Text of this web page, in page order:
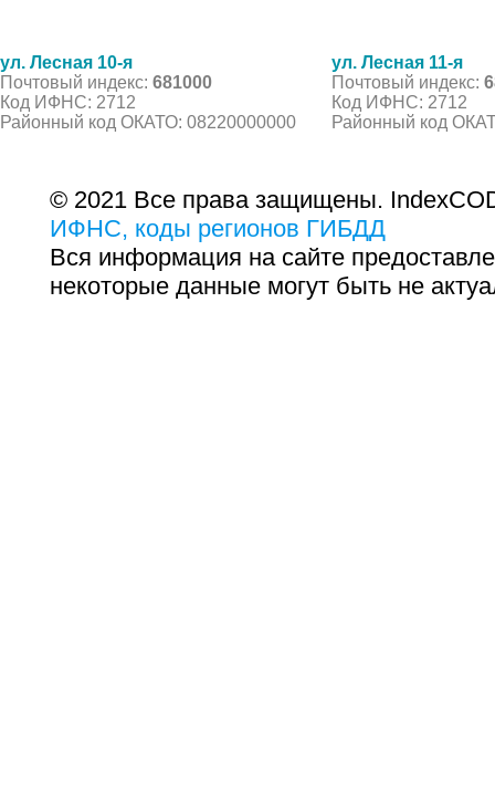
ул. Лесная 10-я
Почтовый индекс: 681000
Код ИФНС: 2712
Районный код ОКАТО: 08220000000
ул. Лесная 11-я
Почтовый индекс:
Код ИФНС: 2712
Районный код
© 2021 Все права защищены.
ИФНС, коды регионов ГИБДД
Вся информация на сайте
некоторые данные могут быть не